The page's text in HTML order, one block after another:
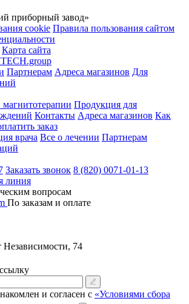
приборный завод»
cookie Правила пользования сайтом
Карта сайта
Партнерам Адреса магазинов Для
магнитотерапии Продукция для
Контакты Адреса магазинов Как
заказ
врача Все о лечении Партнерам
Заказать звонок 8 (820) 0071-01-13
линия
вопросам
По заказам и оплате
74
и согласен с «Условиями сбора